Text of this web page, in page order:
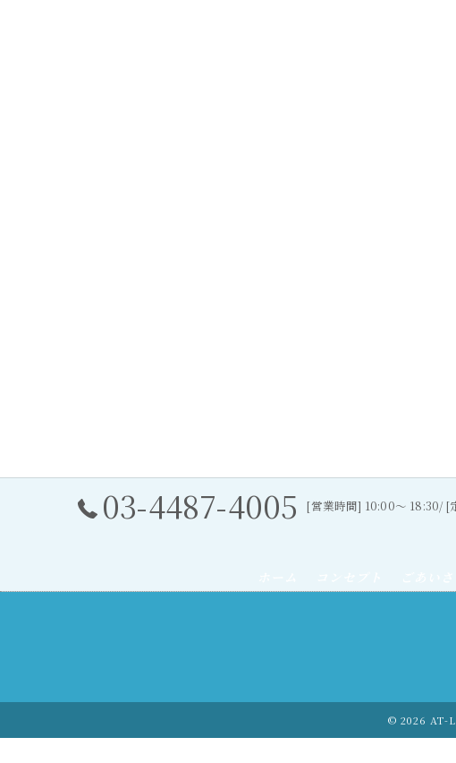
03-4487-4005 [営業時間] 10:00〜 18:30/
© 2026 AT-